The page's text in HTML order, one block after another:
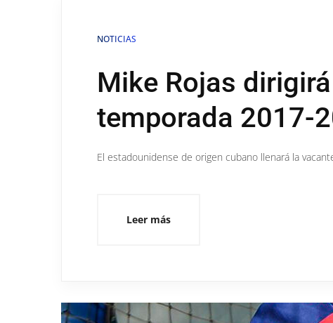
NOTICIAS
Mike Rojas
temporada 2017-
El estadounidense de origen cubano llenará la
Leer más